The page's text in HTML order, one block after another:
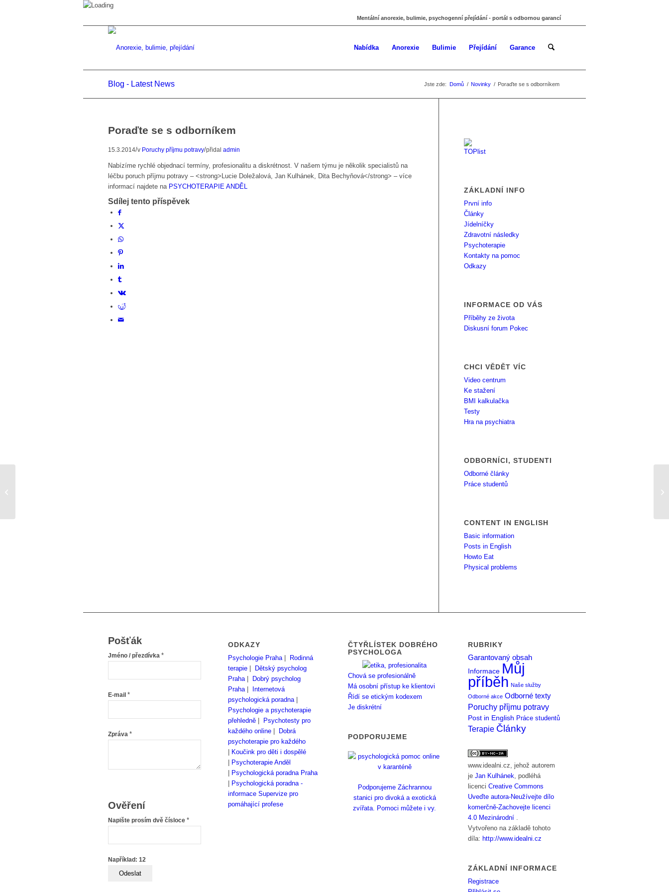
Mentální anorexie, bulimie, psychogenní přejídání - portál s odbornou garancí
Nabídka Anorexie Bulimie Přejídání Garance
Blog - Latest News Jste zde: Domů / Novinky / Poraďte se s odborníkem
Poraďte se s odborníkem
15.3.2014/v Poruchy příjmu potravy/přidal admin
Nabízíme rychlé objednací termíny, profesionalitu a diskrétnost. V našem týmu je několik specialistů na
léčbu poruch příjmu potravy – <strong>Lucie Doležalová, Jan Kulhánek, Dita Bechyňová</strong> – více
informací najdete na PSYCHOTERAPIE ANDĚL
Sdílej tento příspěvek
ZÁKLADNÍ INFO
První info
Články
Jídelníčky
Zdravotní následky
Psychoterapie
Kontakty na pomoc
Odkazy
INFORMACE OD VÁS
Příběhy ze života
Diskusní forum Pokec
CHCI VĚDĚT VÍC
Video centrum
Ke stažení
BMI kalkulačka
Testy
Hra na psychiatra
ODBORNÍCI, STUDENTI
Odborné články
Práce studentů
CONTENT IN ENGLISH
Basic information
Posts in English
Howto Eat
Physical problems
Pošťák
Jméno / přezdívka *
E-mail *
Zpráva *
Ověření
Napište prosím dvě čísloce *
Například: 12
ODKAZY
Psychologie Praha|
Rodinná
terapie
Dětský psycholog
Praha|
Dobrý psycholog
Praha|
Internetová
psychologická poradna|
Psychologie a psychoterapie
přehledně
Psychotesty pro
každého online
Dobrá
psychoterapie pro každého
Koučink pro děti i dospělé
Psychoterapie Anděl
Psychologická poradna Praha
Psychologická poradna -
informace Supervize pro
pomáhající profese
ČTYŘLÍSTEK DOBRÉHO
PSYCHOLOGA
Chová se profesionálně
Má osobní přístup ke klientovi
Řídí se etickým kodexem
Je diskrétní
PODPORUJEME
Podporujeme Záchrannou
stanici pro divoká a exotická
zvířata. Pomoci můžete i vy.
RUBRIKY
Garantovaný obsah
Informace Můj
příběh Naše služby
Odborné akce Odborné texty
Poruchy příjmu potravy
Post in English Práce studentů
Terapie Články
www.idealni.cz, jehož autorem
jeJan Kulhánek, podléhá
licenciCreative Commons
Uveďte autora-Neužívejte dílo
komerčně-Zachovejte licenci
4.0 Mezinárodní .
Vytvořeno na základě tohoto
díla: http://www.idealni.cz
ZÁKLADNÍ INFORMACE
Registrace